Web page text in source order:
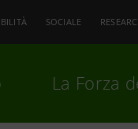
SOCIALE
La Forza